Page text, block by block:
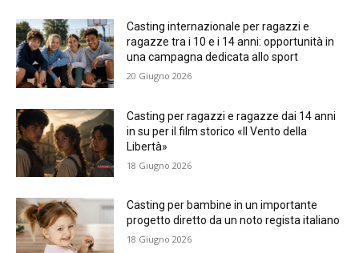
Casting internazionale per ragazzi e
ragazze tra i 10 e i 14 anni: opportunità in
una campagna dedicata allo sport
20 Giugno 2026
Casting per ragazzi e ragazze dai 14 anni
in su per il film storico «Il Vento della
Libertà»
18 Giugno 2026
Casting per bambine in un importante
progetto diretto da un noto regista italiano
18 Giugno 2026